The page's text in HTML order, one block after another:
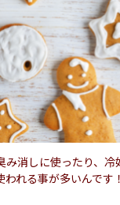
消しに使ったり、
れる事が多いんで